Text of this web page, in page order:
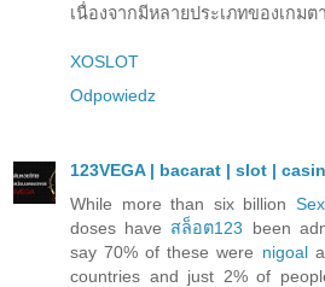
เนื่องจากมีหลายประเภทของเกม
XOSLOT
Odpowiedz
123VEGA | bacarat | slot |
While more than six billion
doses have สล็อต123 been
say 70% of these were nigoal
countries and just 2% of